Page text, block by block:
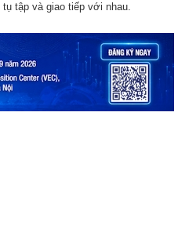
tập và giao tiếp với nhau.